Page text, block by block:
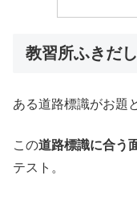
教習所ふきだ
ある道路標識がお題
この道路標識に合う
テスト。